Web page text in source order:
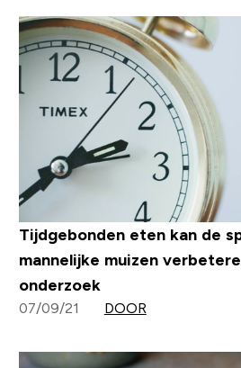
Tijdgebonden eten kan de
mannelijke muizen
onderzoek
07/09/21 DOOR